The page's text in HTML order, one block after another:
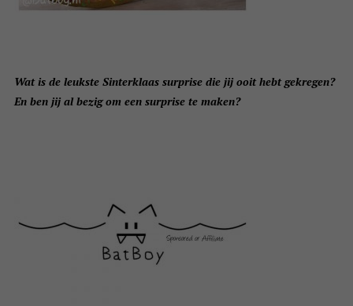
Wat is de leukste Sinterklaas surprise die jij ooit hebt gekregen?
En ben jij al bezig om een surprise te maken?